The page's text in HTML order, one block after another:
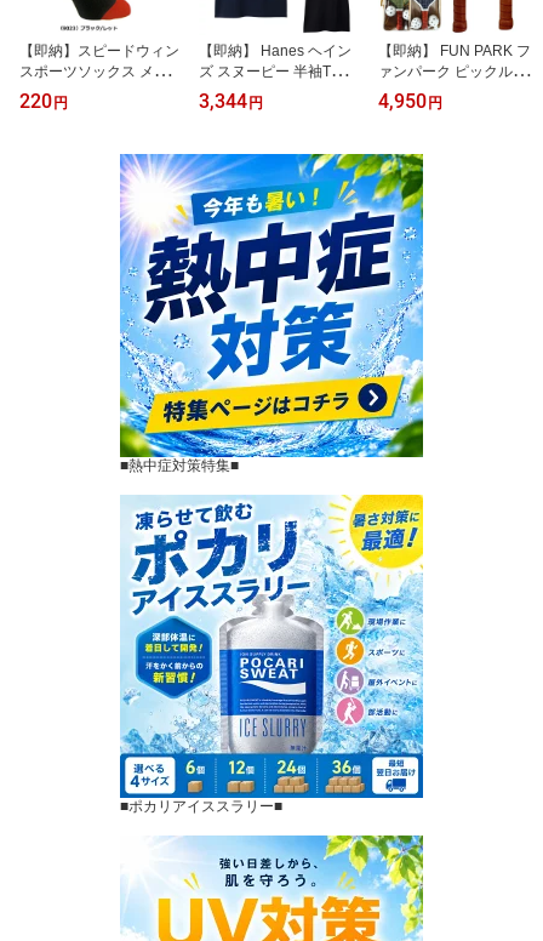
【即納】スピードウィン
スポーツソックス メンズ
レディース SPEEDWIN
靴下
220 円
【即納】 Hanes ヘイン
ズ スヌーピー 半袖Tシャ
ツ ビーフィー HM1-D00
2 PEANUTS ホワイト ブ
Lサイズ メンズ レディー
ス ユニセックス
3,344 円
【即納】 FUN PARK フ
ァンパーク ピックルボー
ル ラケット 2本 屋内 屋
外用 ボール2個セット 専
リジナル カラー組み合わ
せ販売あります
4,950 円
■熱中症対策特集■
■ポカリアイススラリー■